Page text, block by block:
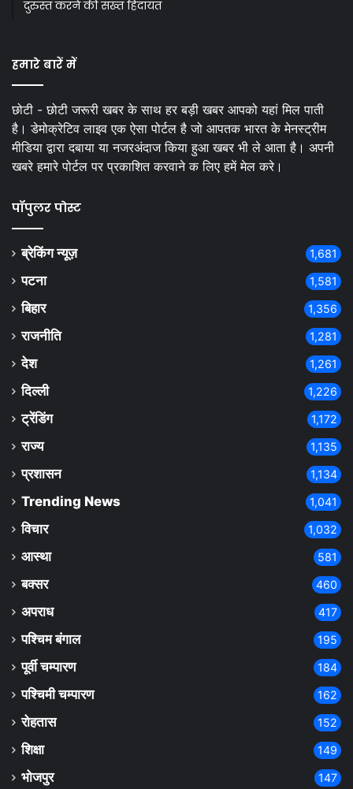
दुरुस्त करने की सख्त हिदायत
हमारे बारें में
छोटी - छोटी जरूरी खबर के साथ हर बड़ी खबर आपको यहां मिल पाती
है। डेमोक्रेटिव लाइव एक ऐसा पोर्टल है जो आपतक भारत के मेनस्ट्रीम
मीडिया द्वारा दबाया या नजरअंदाज किया हुआ खबर भी ले आता है। अपनी
खबरे हमारे पोर्टल पर प्रकाशित करवाने क लिए हमें मेल करे।
पॉपुलर पोस्ट
ब्रेकिंग न्यूज़ 1,681
पटना 1,581
बिहार 1,356
राजनीति 1,281
देश 1,261
दिल्ली 1,226
ट्रेंडिंग 1,172
राज्य 1,135
प्रशासन 1,134
Trending News 1,041
विचार 1,032
आस्था 581
बक्सर 460
अपराध 417
पश्चिम बंगाल 195
पूर्वी चम्पारण 184
पश्चिमी चम्पारण 162
रोहतास 152
शिक्षा 149
भोजपुर 147